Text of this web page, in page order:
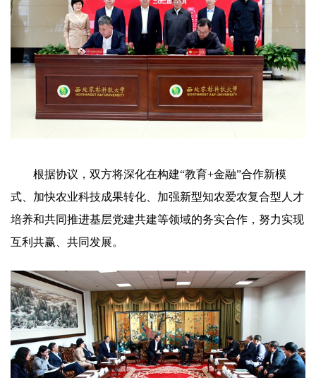
根据协议，双方将深化在构建“教育+金融”合作新模
式、加快农业科技成果转化、加强新型知农爱农复合型人才
培养和共同推进基层党建共建等领域的务实合作，努力实现
互利共赢、共同发展。